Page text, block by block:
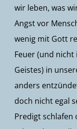
wir leben, was
Angst vor
wenig mit Gott
Feuer (und nicht
Geistes) in
anders
doch nicht egal
Predigt